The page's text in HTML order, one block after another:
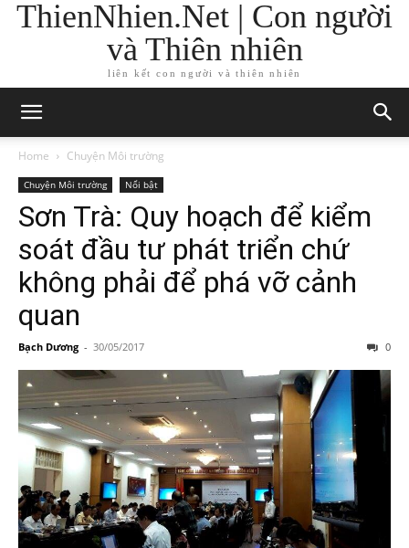
ThienNhien.Net | Con người
và Thiên nhiên
liên kết con người và thiên nhiên
Home Chuyện Môi trường
Chuyện Môi trường Nổi bật
Sơn Trà: Quy hoạch để kiểm
soát đầu tư phát triển chứ
không phải để phá vỡ cảnh
quan
Bạch Dương - 30/05/2017 0